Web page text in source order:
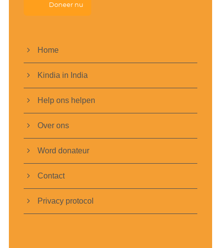
Doneer nu
Home
Kindia in India
Help ons helpen
Over ons
Word donateur
Contact
Privacy protocol